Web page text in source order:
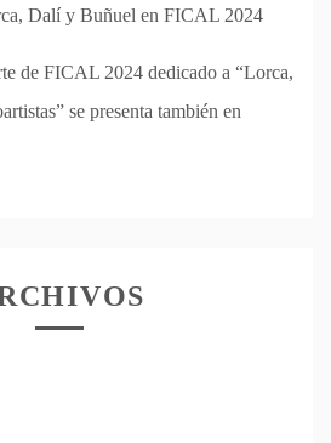
Dalí y Buñuel en FICAL 2024
de FICAL 2024 dedicado a “Lorca,
se presenta también en